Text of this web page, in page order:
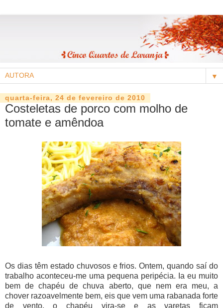
▼
quarta-feira, 24 de fevereiro de 2010
Costeletas de porco com molho de
tomate e amêndoa
Os dias têm estado chuvosos e frios. Ontem, quando saí do
trabalho aconteceu-me uma pequena peripécia. Ia eu muito
bem de chapéu de chuva aberto, que nem era meu, a
chover razoavelmente bem, eis que vem uma rabanada forte
de vento, o chapéu vira-se e as varetas ficam